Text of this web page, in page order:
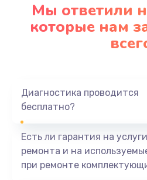
Ремонт блока
Мы ответили
которые нам
Диагностика проводится
бесплатно?
Есть ли гарантия на услуги
ремонта и на
при ремонте